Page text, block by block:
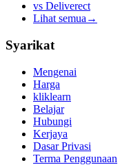
vs Deliverect
Lihat semua →
Syarikat
Mengenai
Harga
kliklearn
Belajar
Hubungi
Kerjaya
Dasar Privasi
Terma Penggunaan